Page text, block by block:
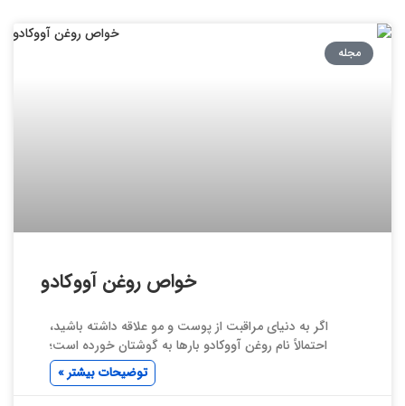
مجله
خواص روغن آووكادو
اگر به دنیای مراقبت از پوست و مو علاقه داشته باشید،
احتمالاً نام روغن آووکادو بارها به گوشتان خورده است؛
توضیحات بیشتر »